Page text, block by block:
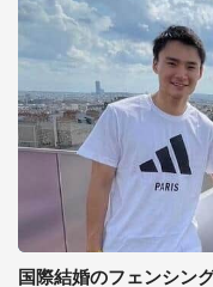
国際結婚のフェンシン